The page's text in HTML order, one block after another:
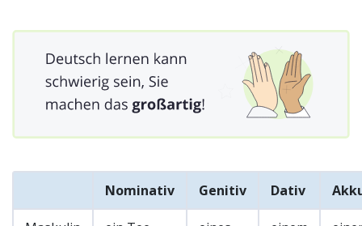
Nominativ Genitiv Dativ